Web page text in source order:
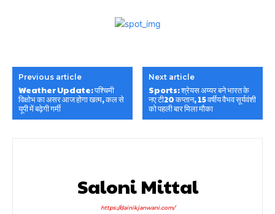
Previous article
Weather Update: पश्चिमी
विक्षोभ का असर आज होगा खत्म, कल से
यूपी में बढ़ेगी गर्मी
Next article
Sports: श्रेयस अय्यर बने भारत के
नए टी20 कप्तान, 15 वर्षीय वैभव सूर्यवंशी
को पहली बार मिला मौका
Saloni Mittal
https://dainikjanwani.com/